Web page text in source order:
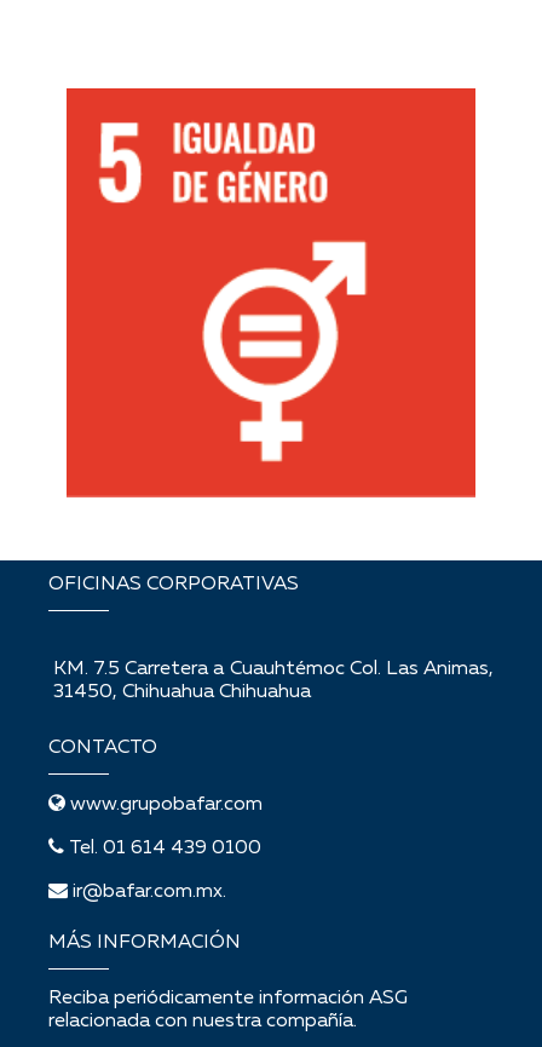
OFICINAS CORPORATIVAS
KM. 7.5 Carretera a Cuauhtémoc Col. Las Animas,
31450, Chihuahua Chihuahua
CONTACTO
www.grupobafar.com
Tel. 01 614 439 0100
ir@bafar.com.mx.
MÁS INFORMACIÓN
Reciba periódicamente información ASG
relacionada con nuestra compañía.